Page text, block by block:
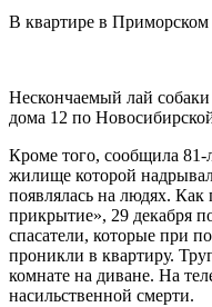
В квартире в
Нескончаемый лай
дома 12 по
Кроме того, сообщила 81-
жилище которой
появлялась на людях.
прикрытие», 29 декабря
спасатели, которые при
проникли в квартиру.
комнате на диване. На
насильственной смерти.